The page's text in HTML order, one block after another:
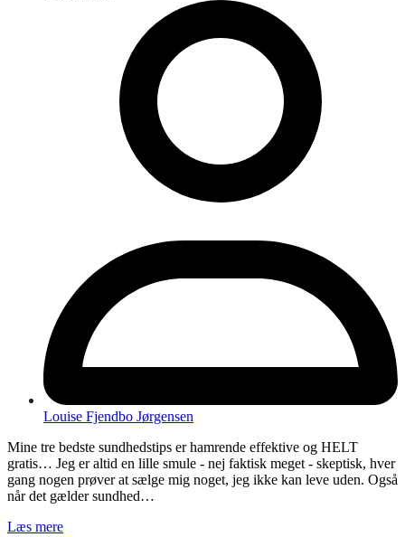
Louise Fjendbo Jørgensen
Mine tre bedste sundhedstips er hamrende effektive og HELT
gratis… Jeg er altid en lille smule - nej faktisk meget - skeptisk, hver
gang nogen prøver at sælge mig noget, jeg ikke kan leve uden. Også
når det gælder sundhed…
Læs mere